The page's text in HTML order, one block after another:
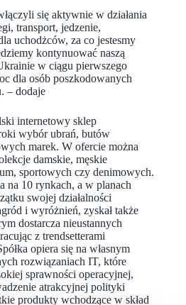
się aktywnie w działania
transport, jedzenie,
uchodżców, za co jestesmy
kontynuować naszą
w ciągu pierwszego
dla osób poszkodowanych
– dodaje
internetowy sklep
wybór ubrań, butów
marek. W ofercie można
damskie, męskie
sportowych czy denimowych.
na 10 rynkach, a w planach
swojej działalności
i wyróżnień, zyskał także
dostarcza nieustannych
z trendsetterami
opiera się na własnym
rozwiązaniach IT, które
sprawności operacyjnej,
atrakcyjnej polityki
produkty wchodzące w skład